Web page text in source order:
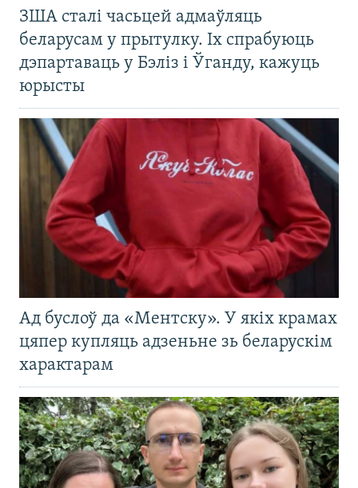
ЗША сталі часьцей адмаўляць
беларусам у прытулку. Іх спрабуюць
дэпартаваць у Бэліз і Ўганду, кажуць
юрысты
Ад буслоў да «Ментску». У якіх крамах
цяпер купляць адзеньне зь беларускім
характарам